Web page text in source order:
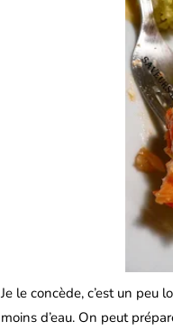
Je le concède, c’est un peu
moins d’eau. On peut